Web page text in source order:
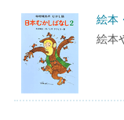
絵本
絵本